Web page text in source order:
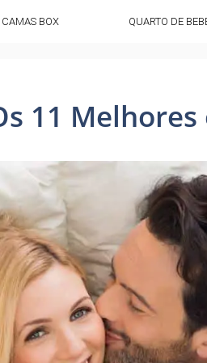
CAMAS BOX QUARTO DE
11 Melhores